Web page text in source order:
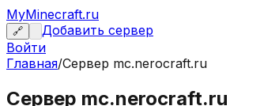
MyMinecraft.ru
🔗
Добавить сервер
Войти
Главная/Сервер mc.nerocraft.ru
Сервер mc.nerocraft.ru